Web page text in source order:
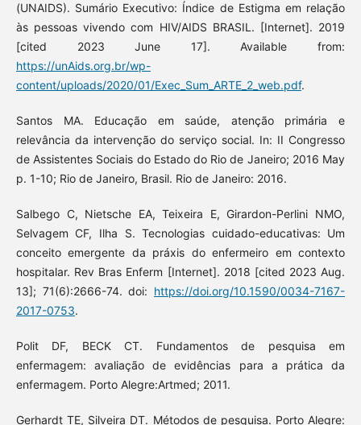
(UNAIDS). Sumário Executivo: Índice de Estigma em relação
às pessoas vivendo com HIV/AIDS BRASIL. [Internet]. 2019
[cited 2023 June 17]. Available from:
https://unAids.org.br/wp-
content/uploads/2020/01/Exec_Sum_ARTE_2_web.pdf.
Santos MA. Educação em saúde, atenção primária e
relevância da intervenção do serviço social. In: II Congresso
de Assistentes Sociais do Estado do Rio de Janeiro; 2016 May
p. 1-10; Rio de Janeiro, Brasil. Rio de Janeiro: 2016.
Salbego C, Nietsche EA, Teixeira E, Girardon-Perlini NMO,
Selvagem CF, Ilha S. Tecnologias cuidado-educativas: Um
conceito emergente da práxis do enfermeiro em contexto
hospitalar. Rev Bras Enferm [Internet]. 2018 [cited 2023 Aug.
13]; 71(6):2666-74. doi: https://doi.org/10.1590/0034-7167-
2017-0753.
Polit DF, BECK CT. Fundamentos de pesquisa em
enfermagem: avaliação de evidências para a prática da
enfermagem. Porto Alegre:Artmed; 2011.
Gerhardt TE, Silveira DT. Métodos de pesquisa. Porto Alegre: